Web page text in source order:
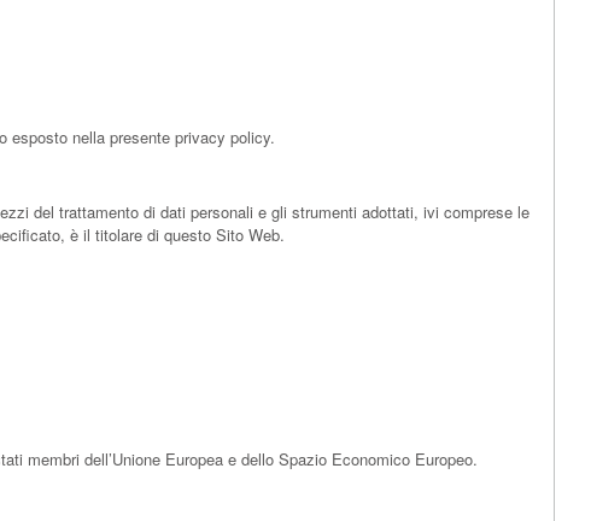
esposto nella presente privacy policy.
del trattamento di dati personali e gli strumenti adottati, ivi comprese le
è il titolare di questo Sito Web.
membri dell’Unione Europea e dello Spazio Economico Europeo.